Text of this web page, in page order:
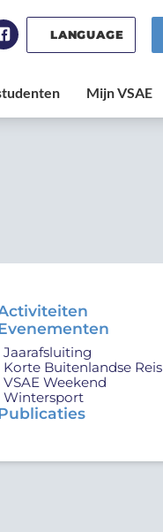
LANGUAGE
Jaarafsluiting
Korte Buitenlandse Reis
VSAE Weekend
Wintersport